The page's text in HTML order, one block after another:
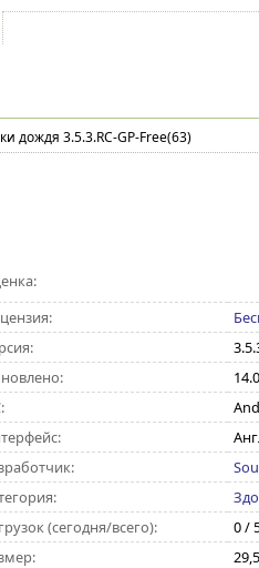
дождя 3.5.3.RC-GP-Free(63)
(сегодня/всего):
0 /